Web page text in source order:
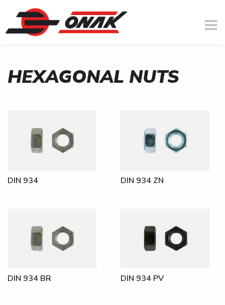
Skip to main content
You are here
HEXAGONAL NUTS
DIN 934 DIN 934 ZN
DIN 934 BR DIN 934 PV